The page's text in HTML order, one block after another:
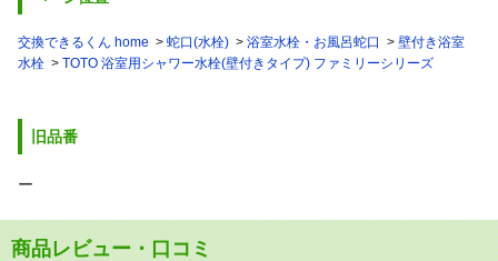
交換できるくん home 蛇口(水栓) 浴室水栓・お風呂蛇口
壁付き浴室
水栓
TOTO 浴室用シャワー水栓(壁付きタイプ) ファミリーシリーズ
旧品番
ー
商品レビュー・口コミ